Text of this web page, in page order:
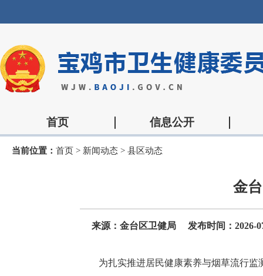
首页 信息公开
当前位置： 首页 > 新闻动态 > 县区动态
金
来源：金台区卫健局 发布时间：2026-
为扎实推进居民健康素养与烟草流行